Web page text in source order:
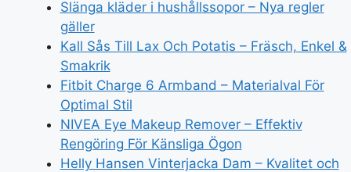
Slänga kläder i hushållssopor – Nya regler
gäller
Kall Sås Till Lax Och Potatis – Fräsch, Enkel &
Smakrik
Fitbit Charge 6 Armband – Materialval För
Optimal Stil
NIVEA Eye Makeup Remover – Effektiv
Rengöring För Känsliga Ögon
Helly Hansen Vinterjacka Dam – Kvalitet och